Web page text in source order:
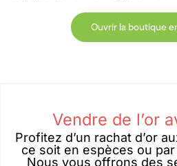
Ouvrir la boutique
Vendre de l’or
Profitez d’un rachat d’or
ce soit en espèces ou
Nous vous offrons des